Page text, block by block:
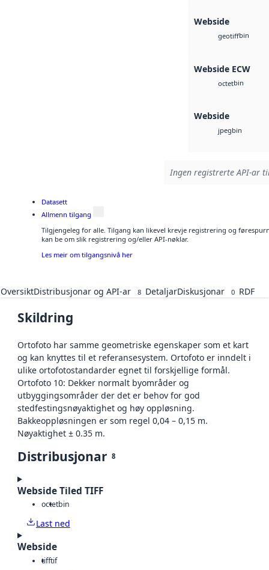
Webside
geotiffbin
Webside ECW
octetbin
Webside
jpegbin
Ingen registrerte API-ar
Datasett
Allmenn tilgang
Tilgjengeleg for alle. Tilgang kan likevel krevje registrering og
kan be om slik registrering og/eller API-nøklar.
Les meir om tilgangsnivå her
OversiktDistribusjonar og API-ar 8 DetaljarDiskusjonar 0 RDF
Skildring
Ortofoto har samme geometriske egenskaper som et kart
og kan knyttes til et referansesystem. Ortofoto er inndelt i
ulike ortofotostandarder egnet til forskjellige formål.
Ortofoto 10: Dekker normalt byområder og
utbyggingsområder der det er behov for god
stedfestingsnøyaktighet og høy oppløsning.
Bakkeoppløsningen er som regel 0,04 – 0,15 m.
Nøyaktighet ± 0.35 m.
Distribusjonar 8
Webside Tiled TIFF
octetbin
Last ned
Webside
tifftif